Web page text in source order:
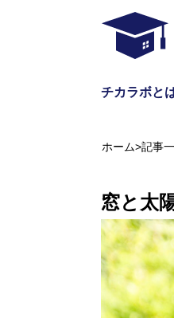
チカラボと
ホーム>記事
窓と太